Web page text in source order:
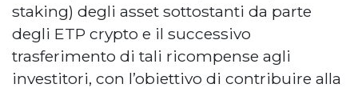
staking) degli asset sottostanti da parte
degli ETP crypto e il successivo
trasferimento di tali ricompense agli
investitori, con l’obiettivo di contribuire alla